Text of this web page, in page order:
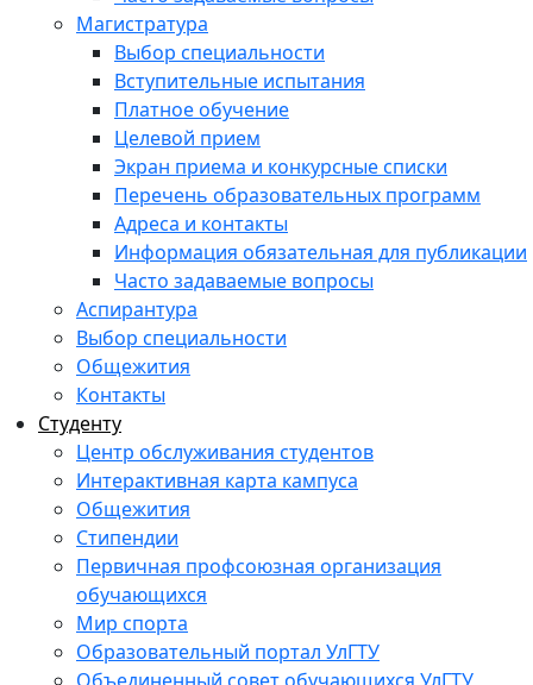
Магистратура
Выбор специальности
Вступительные испытания
Платное обучение
Целевой прием
Экран приема и конкурсные списки
Перечень образовательных программ
Адреса и контакты
Информация обязательная для публикации
Часто задаваемые вопросы
Аспирантура
Выбор специальности
Общежития
Контакты
Студенту
Центр обслуживания студентов
Интерактивная карта кампуса
Общежития
Стипендии
Первичная профсоюзная организация
обучающихся
Мир спорта
Образовательный портал УлГТУ